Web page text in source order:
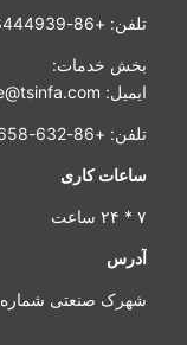
تلفن: +86-15318444939
بخش خدمات:
ایمیل: service@tsinfa.com
تلفن: +86-632-5656658
ساعات کاری
۷ * ۲۴ ساعت
آدرس
شهرک صنعتی شماره ۶، جاده دادی، تنگژو، شاندونگ، چین